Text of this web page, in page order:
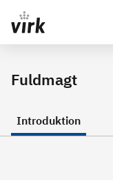
Gå direkte til indhold
Fuldmagt
Introduktion